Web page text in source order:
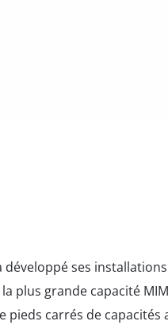
développé ses
plus grande capacité
pieds carrés de capacités